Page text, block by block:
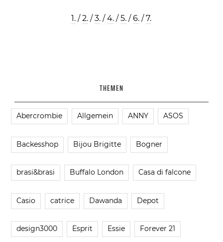
1. /2. /3. /4. /5. /6. /7.
THEMEN
Abercrombie Allgemein ANNY ASOS
Backesshop Bijou Brigitte Bogner
brasi&brasi Buffalo London Casa di falcone
Casio catrice Dawanda Depot
design3000 Esprit Essie Forever 21